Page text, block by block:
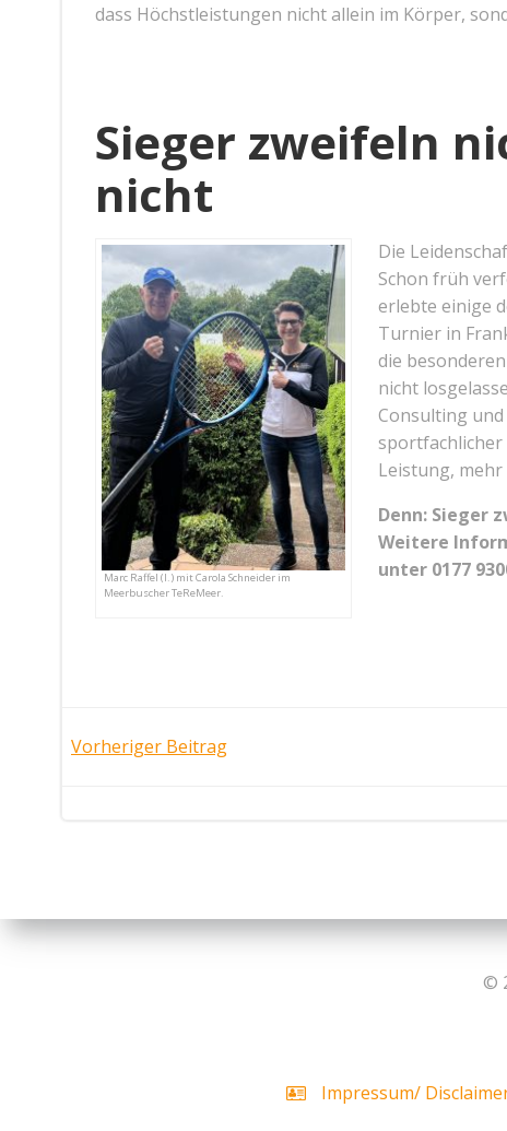
dass Höchstleistungen nicht allein im Körper,
Sieger zweifeln
nicht
Marc Raffel (l.) mit Carola Schneider im
Meerbuscher TeReMeer.
Die
Schon früh
erlebte einige
Turnier in
die
nicht
Consulting
Leistung,
Denn: Sieger
Weitere
unter 0177
Post
Vorheriger Beitrag
©
Impressum/